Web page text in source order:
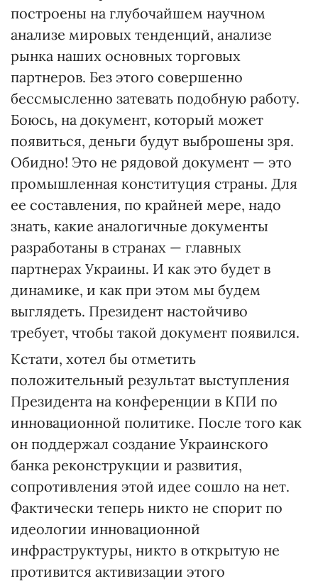
построены на глубочайшем научном
анализе мировых тенденций, анализе
рынка наших основных торговых
партнеров. Без этого совершенно
бессмысленно затевать подобную работу.
Боюсь, на документ, который может
появиться, деньги будут выброшены зря.
Обидно! Это не рядовой документ — это
промышленная конституция страны. Для
ее составления, по крайней мере, надо
знать, какие аналогичные документы
разработаны в странах — главных
партнерах Украины. И как это будет в
динамике, и как при этом мы будем
выглядеть. Президент настойчиво
требует, чтобы такой документ появился.
Кстати, хотел бы отметить
положительный результат выступления
Президента на конференции в КПИ по
инновационной политике. После того как
он поддержал создание Украинского
банка реконструкции и развития,
сопротивления этой идее сошло на нет.
Фактически теперь никто не спорит по
идеологии инновационной
инфраструктуры, никто в открытую не
противится активизации этого